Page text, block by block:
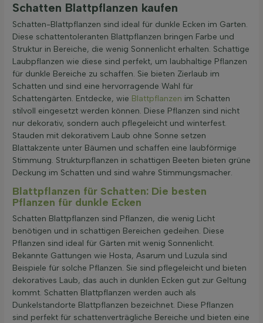
Schatten Blattpflanzen kaufen
Schatten-Blattpflanzen sind ideal für dunkle Ecken im Garten.
Diese schattentoleranten Blattpflanzen bringen Farbe und
Struktur in Bereiche, die wenig Sonnenlicht erhalten. Schattige
Laubpflanzen wie diese sind perfekt, um laubhaltige Pflanzen
für dunkle Bereiche zu schaffen. Sie bieten Zierlaub im
Schatten und sind eine hervorragende Wahl für
Schattengärten. Entdecke, wie Blattpflanzen im Schatten
stilvoll eingesetzt werden können. Diese Pflanzen sind nicht
nur dekorativ, sondern auch pflegeleicht und winterfest.
Stauden mit dekorativem Laub ohne Sonne setzen
Blattakzente unter Bäumen und schaffen eine laubförmige
Stimmung. Strukturpflanzen in schattigen Beeten bieten grüne
Deckung im Schatten und sind wahre Stimmungsmacher.
Blattpflanzen für Schatten: Die besten
Pflanzen für dunkle Ecken
Schatten Blattpflanzen sind Pflanzen, die wenig Licht
benötigen und in schattigen Bereichen gedeihen. Diese
Pflanzen sind ideal für Gärten mit wenig Sonnenlicht.
Bekannte Gattungen wie Hosta, Asarum und Luzula sind
Beispiele für solche Pflanzen. Sie sind pflegeleicht und bieten
dekoratives Laub, das auch in dunklen Ecken gut zur Geltung
kommt. Schatten Blattpflanzen werden auch als
Dunkelstandorte Blattpflanzen bezeichnet. Diese Pflanzen
sind perfekt für schattenverträgliche Bereiche und bieten eine